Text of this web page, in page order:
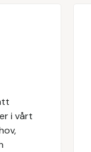
i vårt